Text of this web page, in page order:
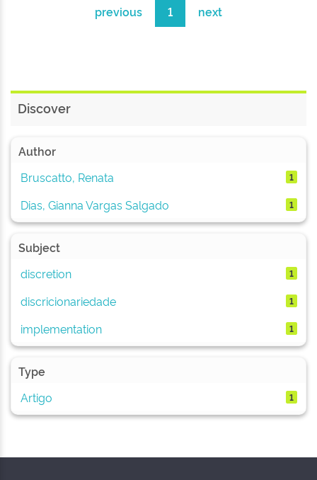
previous 1 next
Discover
Author
Bruscatto, Renata
1
Dias, Gianna Vargas Salgado 1
Subject
discretion
1
discricionariedade 1
implementation 1
Type
Artigo
1